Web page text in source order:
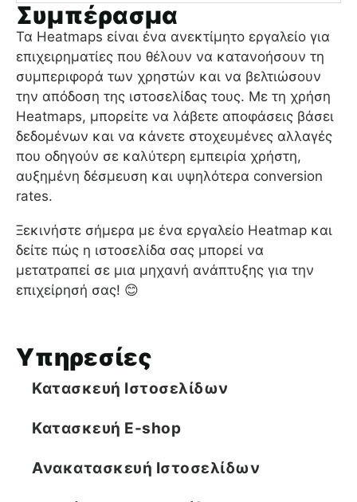
Συμπέρασμα
Τα Heatmaps είναι ένα ανεκτίμητο εργαλείο για
επιχειρηματίες που θέλουν να κατανοήσουν τη
συμπεριφορά των χρηστών και να βελτιώσουν
την απόδοση της ιστοσελίδας τους. Με τη χρήση
Heatmaps, μπορείτε να λάβετε αποφάσεις βάσει
δεδομένων και να κάνετε στοχευμένες αλλαγές
που οδηγούν σε καλύτερη εμπειρία χρήστη,
αυξημένη δέσμευση και υψηλότερα conversion
rates.
Ξεκινήστε σήμερα με ένα εργαλείο Heatmap και
δείτε πώς η ιστοσελίδα σας μπορεί να
μετατραπεί σε μια μηχανή ανάπτυξης για την
επιχείρησή σας! 😊
Υπηρεσίες
Κατασκευή Ιστοσελίδων
Κατασκευή E-shop
Ανακατασκευή Ιστοσελίδων